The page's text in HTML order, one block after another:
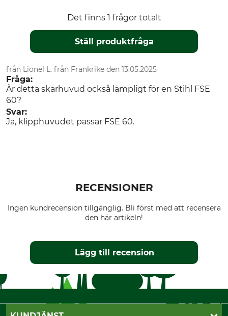
Det finns 1 frågor totalt
Ställ produktfråga
från Lionel L. från Frankrike den 13.05.2025
Fråga:
Är detta skärhuvud också lämpligt för en Stihl FSE
60?
Svar:
Ja, klipphuvudet passar FSE 60.
RECENSIONER
Ingen kundrecension tillgänglig. Bli först med att recensera
den här artikeln!
Lägg till recension